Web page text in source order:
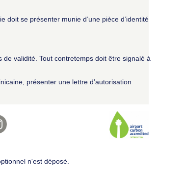
se présenter munie d’une pièce d’identité
validité. Tout contretemps doit être signalé à
présenter une lettre d’autorisation
n'est déposé.